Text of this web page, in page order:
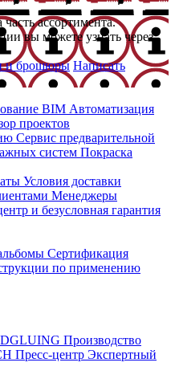
ассортимента.
вы можете узнать через
и брошюры Написать
BIM Автоматизация
проектов
Сервис предварительной
систем Покраска
Условия доставки
Менеджеры
и безусловная гарантия
Сертификация
по применению
Производство
Пресс-центр Экспертный